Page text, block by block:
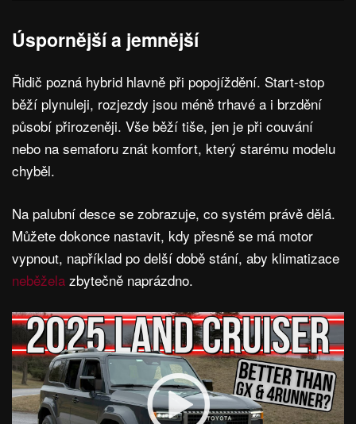
Úspornější a jemnější
Řidič pozná hybrid hlavně při popojíždění. Start-stop
běží plynuleji, rozjezdy jsou méně trhavé a i brzdění
působí přirozeněji. Vše běží tiše, jen je při couvání
nebo na semaforu znát komfort, který starému modelu
chyběl.
Na palubní desce se zobrazuje, co systém právě dělá.
Můžete dokonce nastavit, kdy přesně se má motor
vypnout, například po delší době stání, aby klimatizace
neběžela zbytečně naprázdno.